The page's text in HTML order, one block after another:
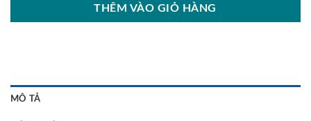
THÊM VÀO GIỎ HÀNG
MÔ TẢ